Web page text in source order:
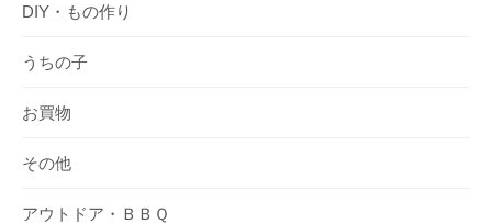
DIY・もの作り
うちの子
お買物
その他
アウトドア・ＢＢＱ